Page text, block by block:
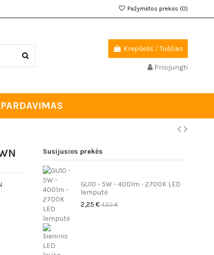
Pažymėtos prekės (0)
Krepšelis /Tuščias
Prisijungti
Susijusios prekės
GU10 - 5W - 400lm - 2700K LED
lemputė
2,25 € 4,50 €